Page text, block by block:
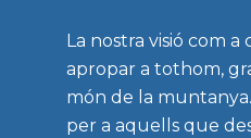
La nostra visió com
apropar a tothom,
món de la
per a aquells que